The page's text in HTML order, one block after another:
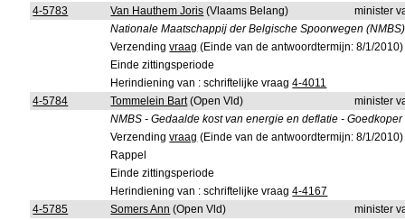
4-5783
Van Hauthem Joris (Vlaams Belang)
minister
Nationale Maatschappij der Belgische Spoorwegen
Verzendingvraag (Einde van de antwoordtermijn: 8/1/2010)
Einde zittingsperiode
Herindiening van : schriftelijke vraag4-4011
4-5784
Tommelein Bart(Open Vld)
minister
NMBS - Gedaalde kost van energie en deflatie -
Verzendingvraag (Einde van de antwoordtermijn: 8/1/2010)
Rappel
Einde zittingsperiode
Herindiening van : schriftelijke vraag4-4167
4-5785
Somers Ann (Open Vld)
minister